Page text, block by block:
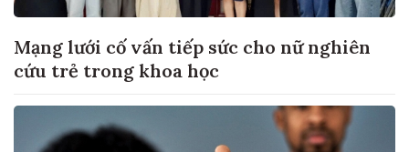
Mạng lưới cố vấn tiếp sức cho nữ nghiên
cứu trẻ trong khoa học